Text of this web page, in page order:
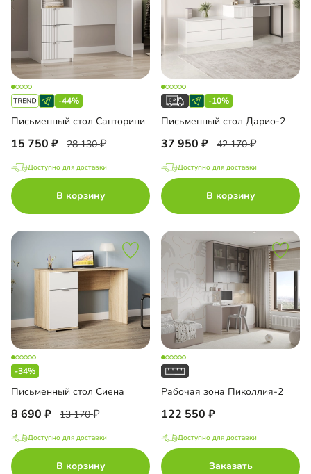
-44%
Письменный стол Санторини
15 750 28 130
Доступно для доставки
В корзину
-10%
Письменный стол Дарио-2
37 950 42 170
Доступно для доставки
В корзину
-34%
Письменный стол Сиена
8 690 13 170
Доступно для доставки
В корзину
Рабочая зона Пиколлия-2
122 550
Доступно для доставки
Заказать